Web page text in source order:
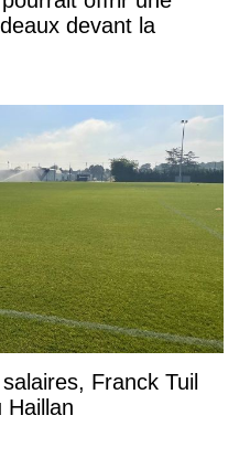
devant la
Franck Tuil
Haillan